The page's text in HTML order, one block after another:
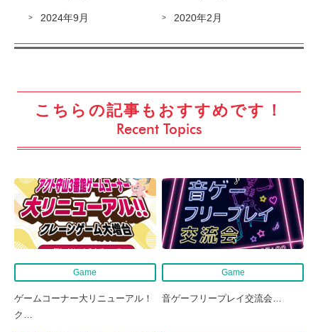
2024年9月 2020年2月
こちらの記事もおすすめです！
Recent Topics
Game
ゲームコーナー大リニューアル！
ク …
Game
音ゲーフリープレイ交流会…